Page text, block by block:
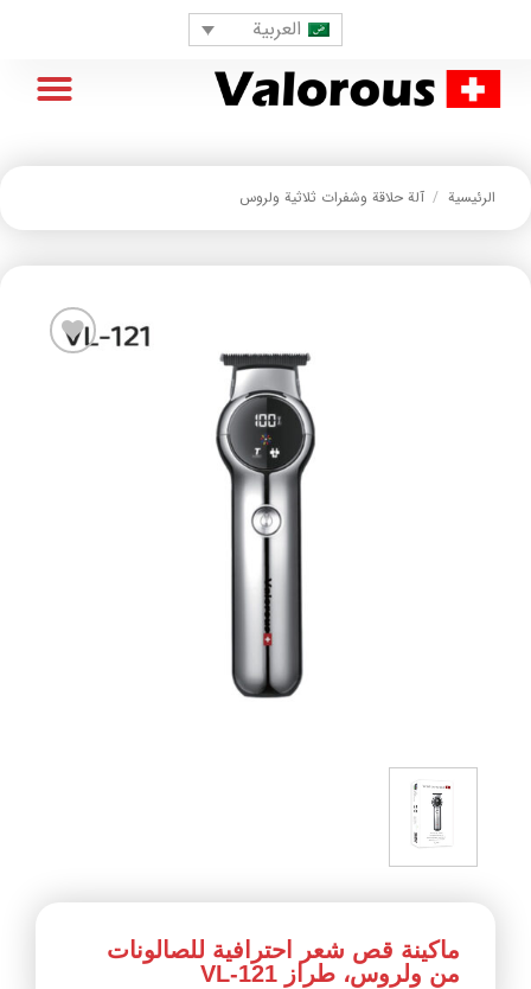
العربية
الرئيسية / آلة حلاقة وشفرات ثلاثية ولروس
ماكينة قص شعر احترافية للصالونات
من ولروس، طراز VL-121